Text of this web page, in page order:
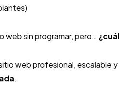
web sin programar, pero…
web profesional, escalable
.